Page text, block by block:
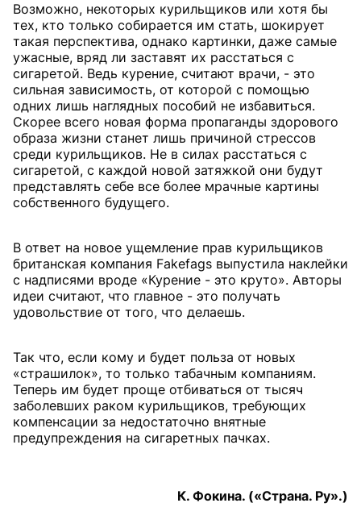
Возможно, некоторых курильщиков или хотя бы
тех, кто только собирается им стать, шокирует
такая перспектива, однако картинки, даже самые
ужасные, вряд ли заставят их расстаться с
сигаретой. Ведь курение, считают врачи, - это
сильная зависимость, от которой с помощью
одних лишь наглядных пособий не избавиться.
Скорее всего новая форма пропаганды здорового
образа жизни станет лишь причиной стрессов
среди курильщиков. Не в силах расстаться с
сигаретой, с каждой новой затяжкой они будут
представлять себе все более мрачные картины
собственного будущего.
В ответ на новое ущемление прав курильщиков
британская компания Fakefags выпустила наклейки
с надписями вроде «Курение - это круто». Авторы
идеи считают, что главное - это получать
удовольствие от того, что делаешь.
Так что, если кому и будет польза от новых
«страшилок», то только табачным компаниям.
Теперь им будет проще отбиваться от тысяч
заболевших раком курильщиков, требующих
компенсации за недостаточно внятные
предупреждения на сигаретных пачках.
К. Фокина. («Страна. Ру».)